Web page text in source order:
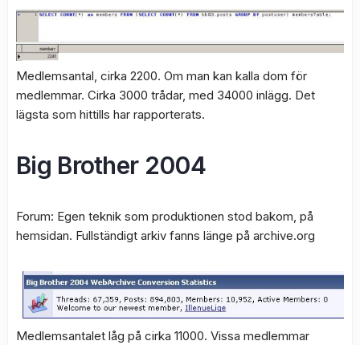
Medlemsantal, cirka 2200. Om man kan kalla dom för
medlemmar. Cirka 3000 trådar, med 34000 inlägg. Det
lägsta som hittills har rapporterats.
Big Brother 2004
Forum: Egen teknik som produktionen stod bakom, på
hemsidan. Fullständigt arkiv fanns länge på archive.org
Medlemsantalet låg på cirka 11000. Vissa medlemmar